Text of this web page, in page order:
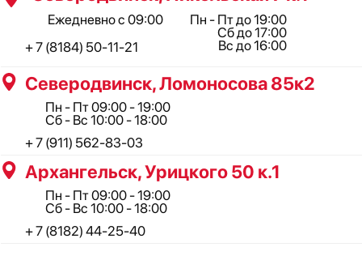
Северодвинск, Никольская 7
к.1
+ 7 (8184) 50-11-21
Пн–Пт 09:00–19:00, Сб до 17:00, Вс до 16:00
Политика конфиденциальности
ООО "Профинструмент Плюс" ИНН 2902091377
Сотрудничество: maxim_anshukov@profi29.ru
По остальным вопросам: feedback@profi29.ru
публичной офертой, определяемой положениями Статьи 437(2)
Гражданского кодекса РФ.